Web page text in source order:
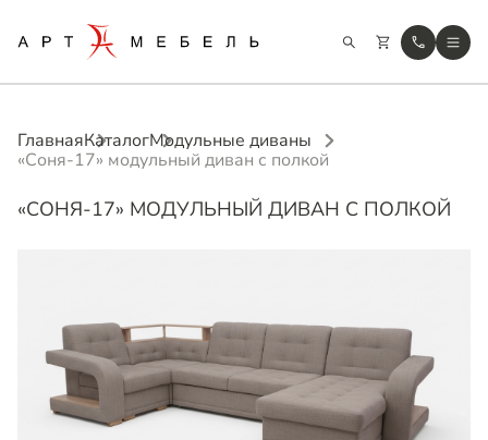
ГлавнаяКаталогМодульные диваны
«Соня-17» модульный диван с полкой
«СОНЯ-17» МОДУЛЬНЫЙ ДИВАН С ПОЛКОЙ